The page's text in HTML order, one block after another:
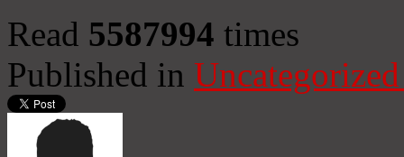
Read 5587994 times
Published in